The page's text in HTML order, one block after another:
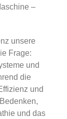
–
unsere
Frage:
und
die
und
und das